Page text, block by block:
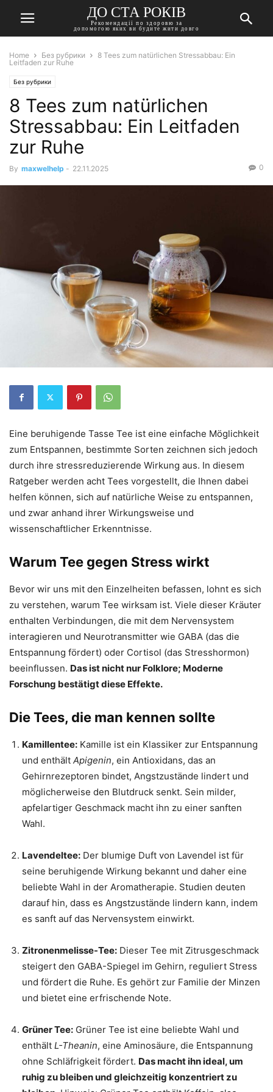
ДО СТА РОКІВ
Рекомендації по здоровю за
допомогою яких ви будите жити довго
Home Без рубрики
8 Tees zum natürlichen Stressabbau: Ein
Leitfaden zur Ruhe
Без рубрики
8 Tees zum natürlichen
Stressabbau: Ein Leitfaden
zur Ruhe
By maxwelhelp - 22.11.2025 0
Eine beruhigende Tasse Tee ist eine einfache Möglichkeit
zum Entspannen, bestimmte Sorten zeichnen sich jedoch
durch ihre stressreduzierende Wirkung aus. In diesem
Ratgeber werden acht Tees vorgestellt, die Ihnen dabei
helfen können, sich auf natürliche Weise zu entspannen,
und zwar anhand ihrer Wirkungsweise und
wissenschaftlicher Erkenntnisse.
Warum Tee gegen Stress wirkt
Bevor wir uns mit den Einzelheiten befassen, lohnt es sich
zu verstehen, warum Tee wirksam ist. Viele dieser Kräuter
enthalten Verbindungen, die mit dem Nervensystem
interagieren und Neurotransmitter wie GABA (das die
Entspannung fördert) oder Cortisol (das Stresshormon)
beeinflussen. Das ist nicht nur Folklore; Moderne
Forschung bestätigt diese Effekte.
Die Tees, die man kennen sollte
Kamillentee: Kamille ist ein Klassiker zur Entspannung
und enthält Apigenin, ein Antioxidans, das an
Gehirnrezeptoren bindet, Angstzustände lindert und
möglicherweise den Blutdruck senkt. Sein milder,
apfelartiger Geschmack macht ihn zu einer sanften
Wahl.
Lavendeltee: Der blumige Duft von Lavendel ist für
seine beruhigende Wirkung bekannt und daher eine
beliebte Wahl in der Aromatherapie. Studien deuten
darauf hin, dass es Angstzustände lindern kann, indem
es sanft auf das Nervensystem einwirkt.
Zitronenmelisse-Tee: Dieser Tee mit Zitrusgeschmack
steigert den GABA-Spiegel im Gehirn, reguliert Stress
und fördert die Ruhe. Es gehört zur Familie der Minzen
und bietet eine erfrischende Note.
Grüner Tee: Grüner Tee ist eine beliebte Wahl und
enthält L-Theanin, eine Aminosäure, die Entspannung
ohne Schläfrigkeit fördert. Das macht ihn ideal, um
ruhig zu bleiben und gleichzeitig konzentriert zu